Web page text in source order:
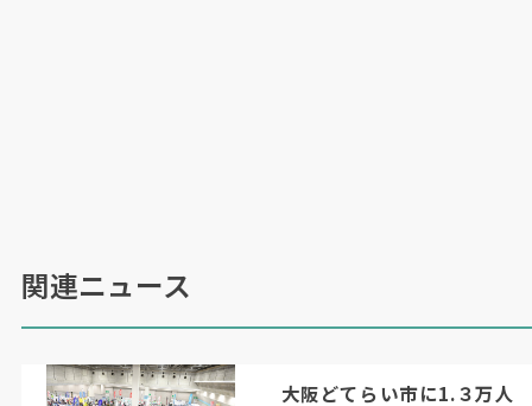
関連ニュース
大阪どてらい市に1.３万人